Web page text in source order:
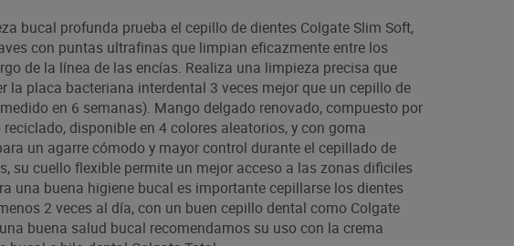
bucal profunda prueba el cepillo de dientes Colgate Slim Soft,
con puntas ultrafinas que limpian eficazmente entre los
de la línea de las encías. Realiza una limpieza precisa que
la placa bacteriana interdental 3 veces mejor que un cepillo de
en 6 semanas). Mango delgado renovado, compuesto por
reciclado, disponible en 4 colores aleatorios, y con goma
un agarre cómodo y mayor control durante el cepillado de
su cuello flexible permite un mejor acceso a las zonas difìciles
una buena higiene bucal es importante cepillarse los dientes
2 veces al día, con un buen cepillo dental como Colgate
buena salud bucal recomendamos su uso con la crema